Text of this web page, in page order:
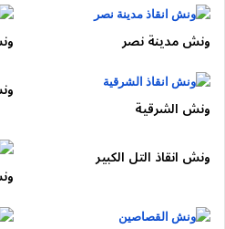
🔹 القطاع الغربي
شبرا)
النزلات:
نزلة الهرم
نزلة الوراق
ونش مدينة نصر
ونش الشرقية
ونش انقاذ التل الكبير